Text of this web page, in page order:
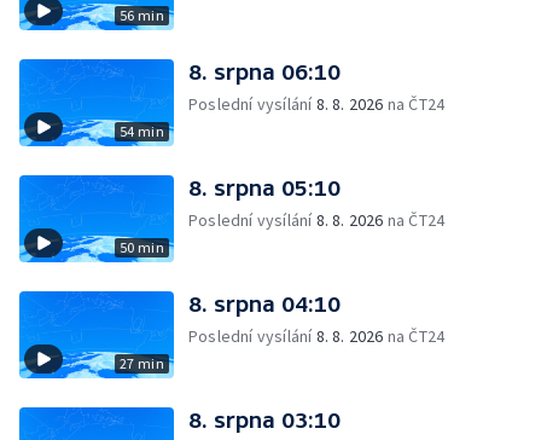
56 min
54 min
8. srpna 06:10
Poslední vysílání8. 8. 2026 na ČT24
50 min
8. srpna 05:10
Poslední vysílání8. 8. 2026 na ČT24
27 min
8. srpna 04:10
Poslední vysílání8. 8. 2026 na ČT24
8. srpna 03:10